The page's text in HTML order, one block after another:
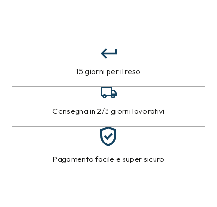
15 giorni per il reso
Consegna in 2/3 giorni lavorativi
Pagamento facile e super sicuro